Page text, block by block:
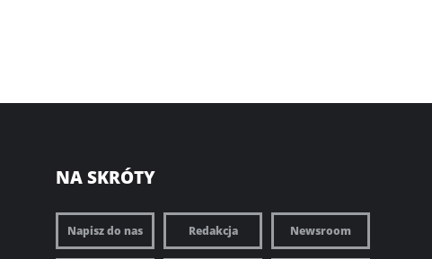
NA SKRÓTY
Napisz do nas Redakcja Newsroom